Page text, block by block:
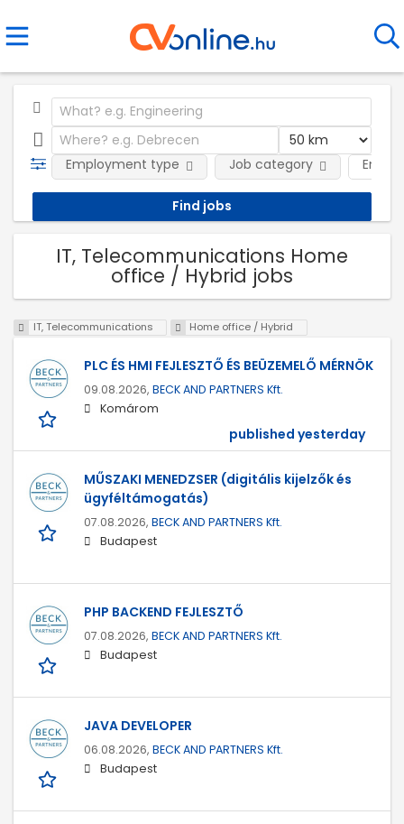
Employment type Job category
IT, Telecommunications Home
office / Hybrid jobs
IT, Telecommunications Home office / Hybrid
PLC ÉS HMI FEJLESZTŐ ÉS BEÜZEMELŐ MÉRNÖK
09.08.2026, BECK AND PARTNERS Kft.
Komárom
published yesterday
MŰSZAKI MENEDZSER (digitális kijelzők és
ügyféltámogatás)
07.08.2026, BECK AND PARTNERS Kft.
Budapest
PHP BACKEND FEJLESZTŐ
07.08.2026, BECK AND PARTNERS Kft.
Budapest
JAVA DEVELOPER
06.08.2026, BECK AND PARTNERS Kft.
Budapest